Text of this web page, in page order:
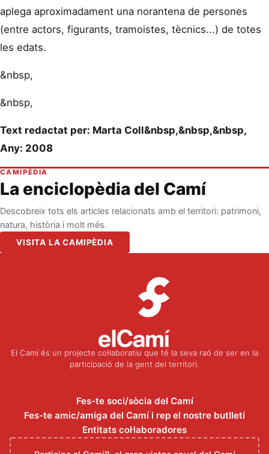
aplega aproximadament una norantena de persones
(entre actors, figurants, tramoistes, tècnics...) de totes
les edats.
&nbsp,
&nbsp,
Text redactat per: Marta Coll&nbsp,&nbsp,&nbsp,
Any: 2008
CAMIPÈDIA
La enciclopèdia del Camí
Descobreix tots els articles relacionats amb el territori: patrimoni,
natura, història i molt més.
VISITA LA CAMIPÈDIA
El Camí és un projecte col·laboratiu que té la seva raó de ser en la
participació de la gent del territori.
Fes-te soci/sòcia del Camí
Fes-te amic/amiga del Camí i rep el nostre butlletí
Entitats col·laboradores